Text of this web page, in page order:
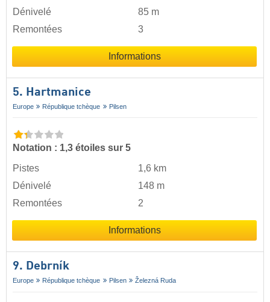
Dénivelé
85 m
Remontées
3
Informations
5. Hartmanice
Europe République tchèque Pilsen
Notation : 1,3 étoiles sur 5
Pistes
1,6 km
Dénivelé
148 m
Remontées
2
Informations
9. Debrník
Europe République tchèque Pilsen Železná Ruda